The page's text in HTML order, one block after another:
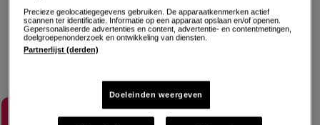
Lees meer
Precieze geolocatiegegevens gebruiken. De apparaatkenmerken actief
scannen ter identificatie. Informatie op een apparaat opslaan en/of openen.
Gepersonaliseerde advertenties en content, advertentie- en contentmetingen,
doelgroepenonderzoek en ontwikkeling van diensten.
Partnerlijst (derden)
Doeleinden weergeven